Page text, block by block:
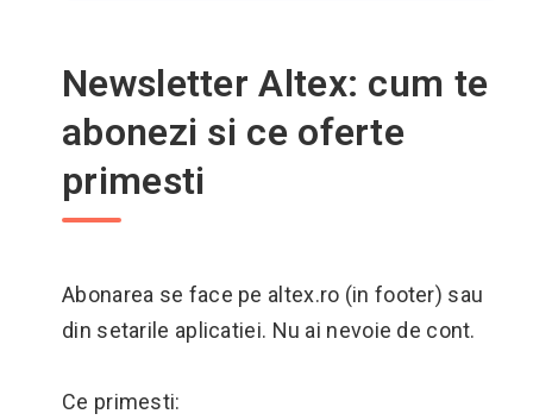
Newsletter Altex: cum te
abonezi si ce oferte
primesti
Abonarea se face pe altex.ro (in footer) sau
din setarile aplicatiei. Nu ai nevoie de cont.
Ce primesti: